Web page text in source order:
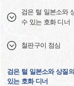
검은 털 일본소와
수 있는 호화 디너
철판구이 점심
검은 털 일본소와 상질
있는 호화 디너